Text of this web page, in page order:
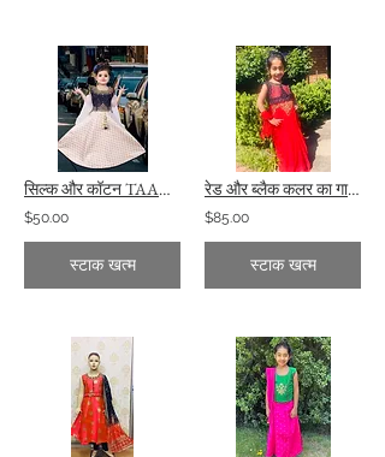
सिल्क और कॉटन TAANI BAANI फैशन में ब्लू और व्हाइट लहंगा
$50.00
स्टाक खत्म
रेड और ब्लैक कलर का गाउन कढ़ाई TAANI BAANI फैशन के साथ
$85.00
स्टाक खत्म